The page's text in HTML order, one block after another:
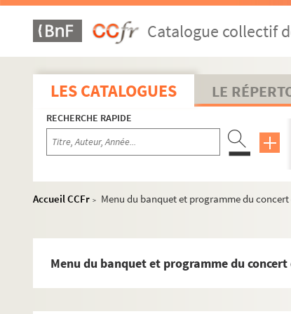
Catalogue collectif
LES CATALOGUES LE
RECHERCHE RAPIDE
Accueil CCFr >
Menu du banquet et programme du
Menu du banquet et programme du
Réceptions données par ou pour les
Voyages étrangers en France
Expositions en France et à l'étranger